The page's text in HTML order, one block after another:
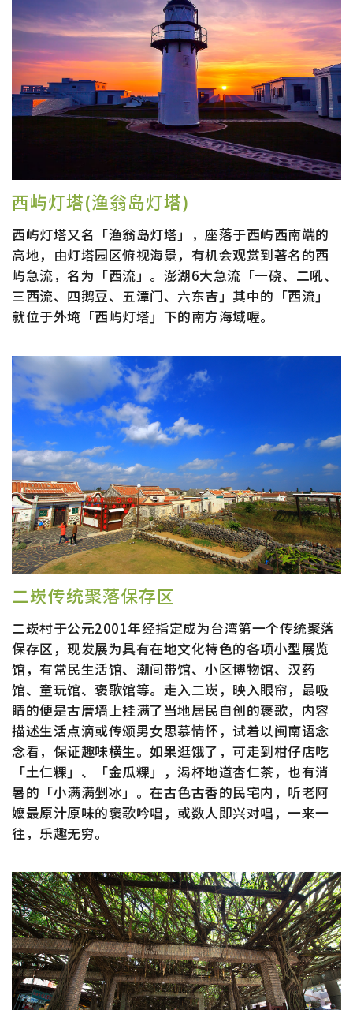
西屿灯塔(渔翁岛灯塔)
西屿灯塔又名「渔翁岛灯塔」，座落于西屿西南端的
高地，由灯塔园区俯视海景，有机会观赏到著名的西
屿急流，名为「西流」。澎湖6大急流「一硗、二吼、
三西流、四鹅豆、五潭门、六东吉」其中的「西流」
就位于外埯「西屿灯塔」下的南方海域喔。
二崁传统聚落保存区
二崁村于公元2001年经指定成为台湾第一个传统聚落
保存区，现发展为具有在地文化特色的各项小型展览
馆，有常民生活馆、潮间带馆、小区博物馆、汉药
馆、童玩馆、褒歌馆等。走入二崁，映入眼帘，最吸
睛的便是古厝墙上挂满了当地居民自创的褒歌，内容
描述生活点滴或传颂男女思慕情怀，试着以闽南语念
念看，保证趣味横生。如果逛饿了，可走到柑仔店吃
「土仁粿」、「金瓜粿」，渴杯地道杏仁茶，也有消
暑的「小满满剉冰」。在古色古香的民宅内，听老阿
嬷最原汁原味的褒歌吟唱，或数人即兴对唱，一来一
往，乐趣无穷。